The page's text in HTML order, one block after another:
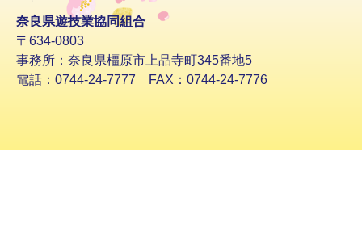
奈良県遊技業協同組合
〒634-0803
事務所：奈良県橿原市上品寺町345番地5
電話：0744-24-7777 FAX：0744-24-7776